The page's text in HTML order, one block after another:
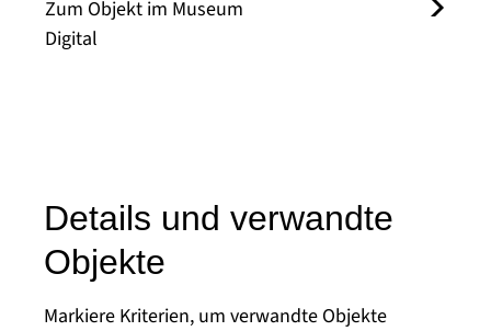
Zum Objekt im Museum
Digital
Details und verwandte
Objekte
Markiere Kriterien, um verwandte Objekte